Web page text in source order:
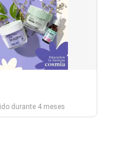
durante 4 meses